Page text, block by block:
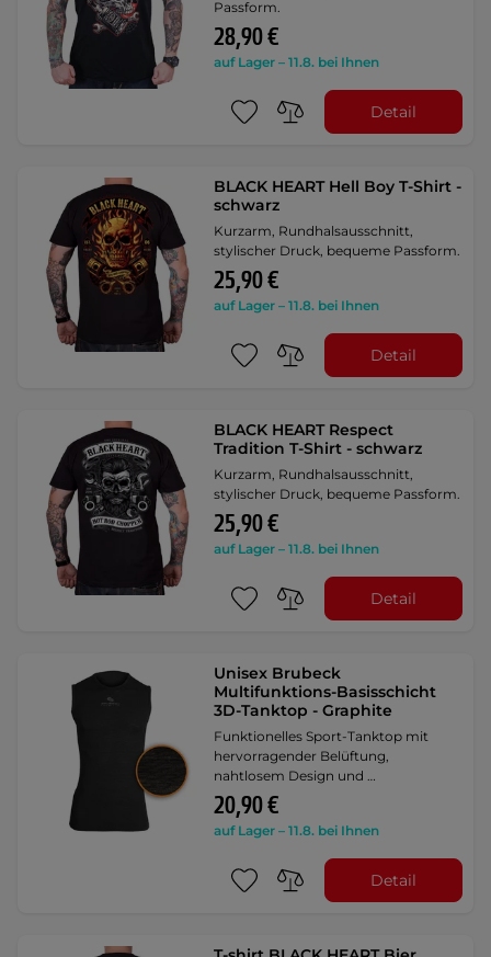
Passform.
28,90 €
auf Lager – 11.8. bei Ihnen
Detail
BLACK HEART Hell Boy T-Shirt -
schwarz
Kurzarm, Rundhalsausschnitt,
stylischer Druck, bequeme Passform.
25,90 €
auf Lager – 11.8. bei Ihnen
Detail
BLACK HEART Respect
Tradition T-Shirt - schwarz
Kurzarm, Rundhalsausschnitt,
stylischer Druck, bequeme Passform.
25,90 €
auf Lager – 11.8. bei Ihnen
Detail
Unisex Brubeck
Multifunktions-Basisschicht
3D-Tanktop - Graphite
Funktionelles Sport-Tanktop mit
hervorragender Belüftung,
nahtlosem Design und …
20,90 €
auf Lager – 11.8. bei Ihnen
Detail